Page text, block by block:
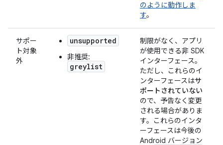
のように動作しま
す。
サポー
ト対象
外
unsupported
非推奨:
greylist
制限がなく、アプリ
が使用できる非 SDK
インターフェース。
ただし、これらのイ
ンターフェースはサ
ポートされていない
ので、予告なく変更
される場合がありま
す。これらのインタ
ーフェースは今後の
Android バージョン